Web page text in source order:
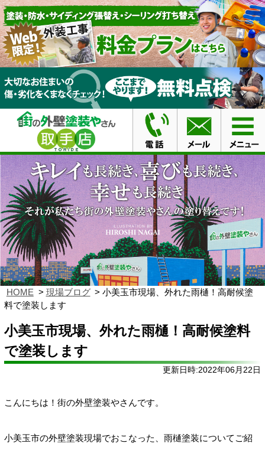
HOME 現場ブログ
小美玉市現場、外れた雨樋！高耐候塗
料で塗装します
小美玉市現場、外れた雨樋！高耐候塗料
で塗装します
更新日時:2022年06月22日
こんにちは！街の外壁塗装やさんです。
小美玉市の外壁塗装現場でおこなった、雨樋塗装についてご紹